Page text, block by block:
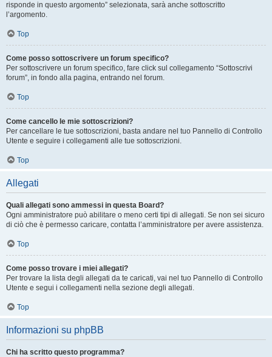
risponde in questo argomento” selezionata, sarà anche sottoscritto
l’argomento.
Top
Come posso sottoscrivere un forum specifico?
Per sottoscrivere un forum specifico, fare click sul collegamento “Sottoscrivi
forum”, in fondo alla pagina, entrando nel forum.
Top
Come cancello le mie sottoscrizioni?
Per cancellare le tue sottoscrizioni, basta andare nel tuo Pannello di Controllo
Utente e seguire i collegamenti alle tue sottoscrizioni.
Top
Allegati
Quali allegati sono ammessi in questa Board?
Ogni amministratore può abilitare o meno certi tipi di allegati. Se non sei sicuro
di ciò che è permesso caricare, contatta l’amministratore per avere assistenza.
Top
Come posso trovare i miei allegati?
Per trovare la lista degli allegati da te caricati, vai nel tuo Pannello di Controllo
Utente e segui i collegamenti nella sezione degli allegati.
Top
Informazioni su phpBB
Chi ha scritto questo programma?